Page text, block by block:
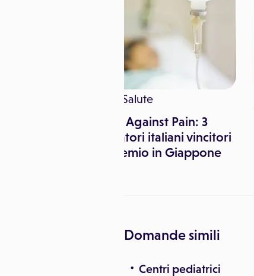
GoSalute
Young Against Pain: 3
ricercatori italiani vincitori
del premio in Giappone
Domande simili
Centri pediatrici